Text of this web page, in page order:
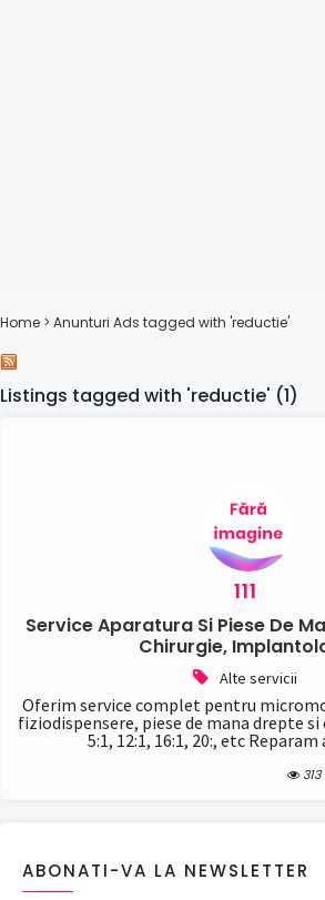
Home > Anunturi Ads tagged with 'reductie'
Listings tagged with 'reductie' (1)
111
Service Aparatura Si Piese De
Chirurgie,
Alte servicii
Oferim service complet pentru
fiziodispensere, piese de mana drepte si
5:1, 12:1, 16:1, 20:, etc Reparam
313
ABONATI-VA LA NEWSLETTER